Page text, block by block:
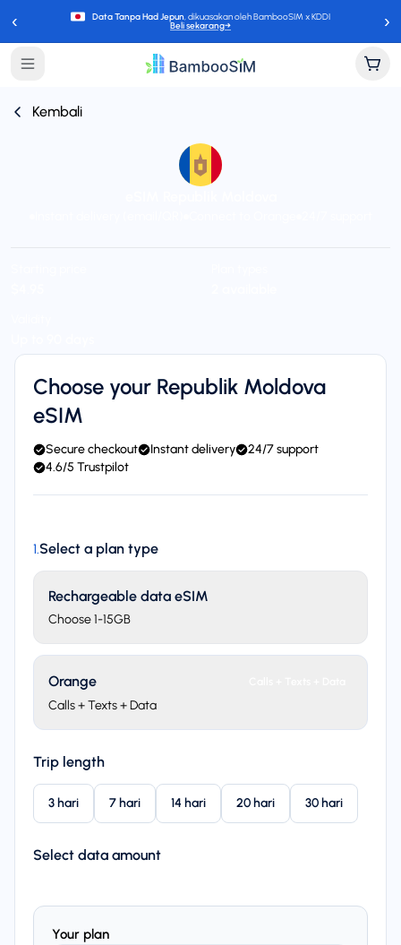
‹ Data Tanpa Had Jepun, dikuasakan oleh BambooSIM x KDDI
Beli sekarang→ ›
Kembali
Choose your Republik Moldova
eSIM
Secure checkout Instant delivery
24/7 support
4.6/5 Trustpilot
1.Select a plan type
Rechargeable data eSIM
Choose 1-15GB
Orange
Calls + Texts + Data
Trip length
3 hari 7 hari 14 hari 20 hari 30 hari
Select data amount
Your plan